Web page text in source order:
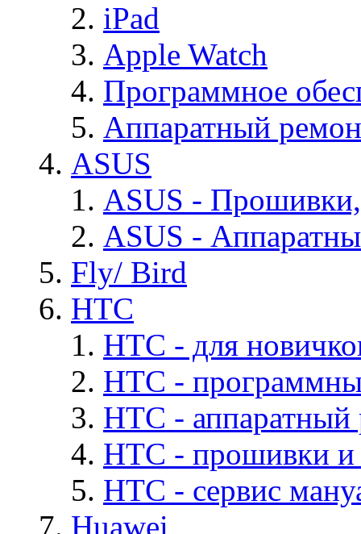
iPad
Apple Watch
Программное
Аппаратный
ASUS
ASUS -
ASUS -
Fly/ Bird
HTC
HTC - для
HTC -
HTC - аппаратный
HTC - прошивки
HTC - cервис
Huawei